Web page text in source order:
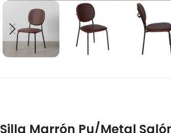
Silla Marrón Pu/Metal